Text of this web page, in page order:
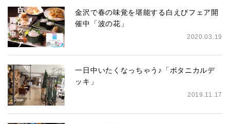
金沢で春の味覚を堪能する白えびフェア開
催中「波の花」
2020.03.19
一日中いたくなっちゃう♪「ボタニカルデ
ッキ」
2019.11.17